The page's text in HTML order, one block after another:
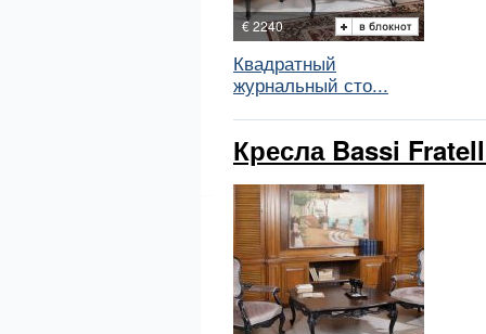
€ 2240
Квадратный
журнальный сто...
Кресла Bassi